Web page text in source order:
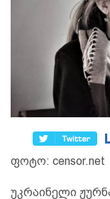
ფოტო: censor.net
უკრაინელი